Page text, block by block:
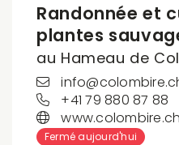
Randonnée et
plantes
au Hameau de
+41 79 880 87 88
Fermé aujourd'hui